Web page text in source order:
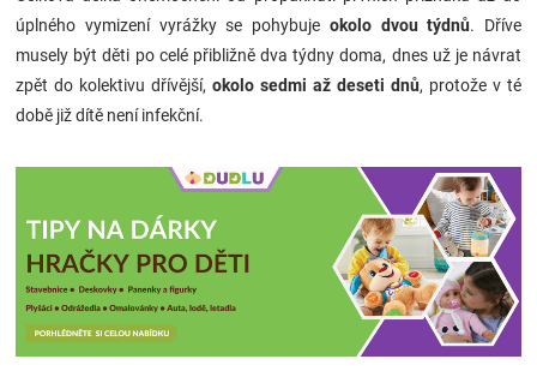
úplného vymizení vyrážky se pohybuje okolo dvou týdnů. Dříve
musely být děti po celé přibližně dva týdny doma, dnes už je návrat
zpět do kolektivu dřívější, okolo sedmi až deseti dnů, protože v té
době již dítě není infekční.